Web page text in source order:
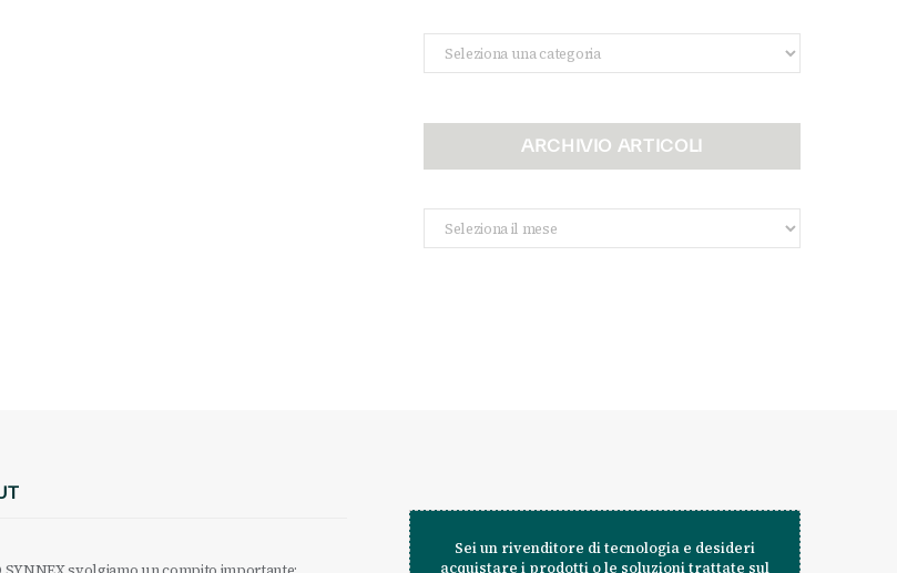
Categorie
ARCHIVIO ARTICOLI
Archivio
Articoli
Sei un rivenditore di tecnologia e desideri
acquistare i prodotti o le soluzioni trattate sul